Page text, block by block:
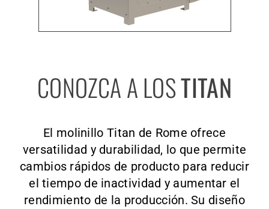
CONOZCA A LOSTITAN
El molinillo Titan de Rome ofrece
versatilidad y durabilidad, lo que permite
cambios rápidos de producto para reducir
el tiempo de inactividad y aumentar el
rendimiento de la producción. Su diseño